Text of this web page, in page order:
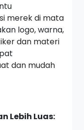
merek di mata
logo, warna,
dan materi
dan mudah
Lebih Luas: